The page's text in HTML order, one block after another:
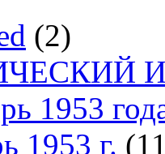
(2)
1953
1953 г.